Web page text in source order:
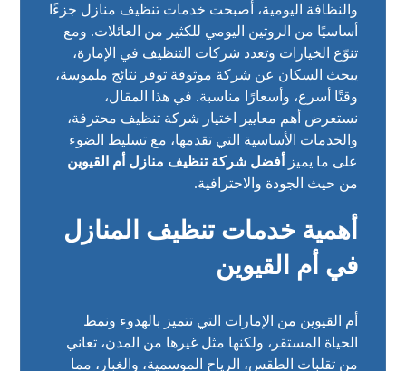
والنظافة اليومية، أصبحت خدمات تنظيف منازل جزءًا
أساسيًا من الروتين اليومي للكثير من العائلات. ومع
تنوّع الخيارات وتعدد شركات التنظيف في الإمارة،
يبحث السكان عن شركة موثوقة توفر نتائج ملموسة،
وقتًا أسرع، وأسعارًا مناسبة. في هذا المقال،
نستعرض أهم معايير اختيار شركة تنظيف محترفة،
والخدمات الأساسية التي تقدمها، مع تسليط الضوء
على ما يميز
أفضل شركة تنظيف منازل أم القيوين
من حيث الجودة والاحترافية.
أهمية خدمات تنظيف المنازل
في أم القيوين
أم القيوين من الإمارات التي تتميز بالهدوء ونمط
الحياة المستقر، ولكنها مثل غيرها من المدن، تعاني
من تقلبات الطقس، الرياح الموسمية، والغبار، مما